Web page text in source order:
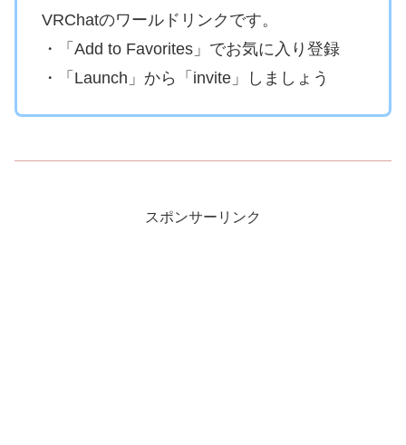
VRChatのワールドリンクです。
・「Add to Favorites」でお気に入り登録
・「Launch」から「invite」しましょう
スポンサーリンク